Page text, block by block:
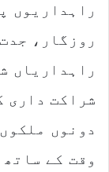
راہداریوں
روزگار،
راہداریاں
شراکت داری
دونوں
وقت کے